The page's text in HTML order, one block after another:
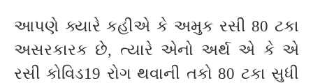
આપણે ક્યારે કહીએ કે અમુક રસી 80 ટકા
અસરકારક છે, ત્યારે એનો અર્થ એ કે એ
રસી કોવિડ19 રોગ થવાની તકો 80 ટકા સુધી